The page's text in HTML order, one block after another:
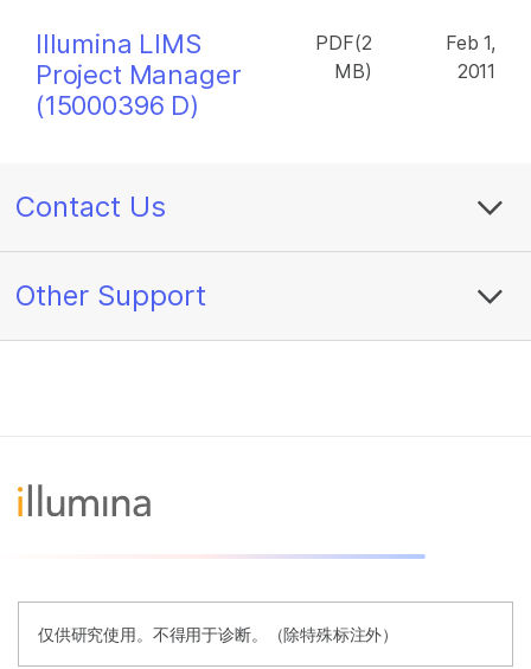
Illumina LIMS
Project Manager
(15000396 D)
PDF(2
MB)
Feb 1,
2011
Contact Us
Other Support
仅供研究使用。不得用于诊断。（除特殊标注外）